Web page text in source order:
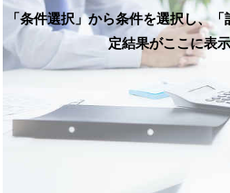
「条件選択」から条件を選択し、
定結果がここに表